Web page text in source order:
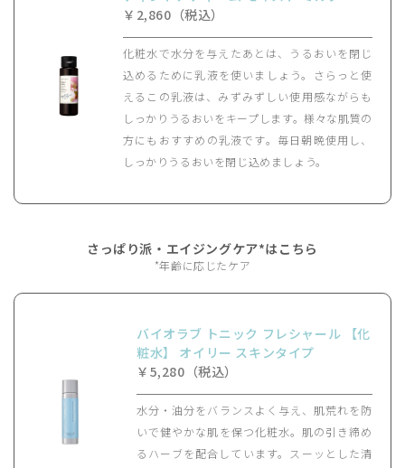
￥2,860（税込）
化粧水で水分を与えたあとは、うるおいを閉じ
込めるために乳液を使いましょう。さらっと使
えるこの乳液は、みずみずしい使用感ながらも
しっかりうるおいをキープします。様々な肌質の
方にもおすすめの乳液です。毎日朝晩使用し、
しっかりうるおいを閉じ込めましょう。
さっぱり派・エイジングケア*はこちら
*年齢に応じたケア
バイオラブ トニック フレシャール 【化
粧水】 オイリー スキンタイプ
￥5,280（税込）
水分・油分をバランスよく与え、肌荒れを防
いで健やかな肌を保つ化粧水。肌の引き締め
るハーブを配合しています。スーッとした清